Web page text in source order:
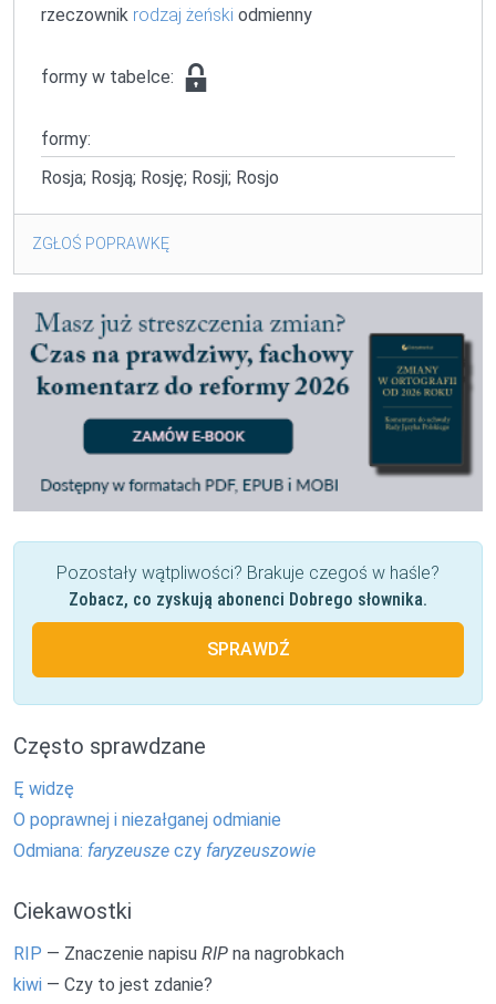
rzeczownik rodzaj żeński odmienny
formy w tabelce:
formy:
Rosja; Rosją; Rosję; Rosji; Rosjo
ZGŁOŚ POPRAWKĘ
Pozostały wątpliwości? Brakuje czegoś w haśle?
Zobacz, co zyskują abonenci Dobrego słownika.
SPRAWDŹ
Często sprawdzane
Ę widzę
O poprawnej i niezałganej odmianie
Odmiana: faryzeusze czy faryzeuszowie
Ciekawostki
RIP — Znaczenie napisu RIP na nagrobkach
kiwi — Czy to jest zdanie?